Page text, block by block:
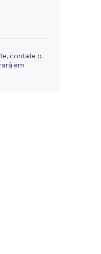
contate o
em